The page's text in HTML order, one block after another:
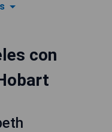
con